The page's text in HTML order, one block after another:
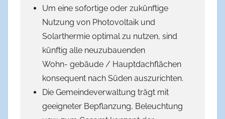
Um eine sofortige oder zukünftige
Nutzung von Photovoltaik und
Solarthermie optimal zu nutzen, sind
künftig alle neuzubauenden
Wohn- gebäude / Hauptdachflächen
konsequent nach Süden auszurichten.
Die Gemeindeverwaltung trägt mit
geeigneter Bepflanzung, Beleuchtung